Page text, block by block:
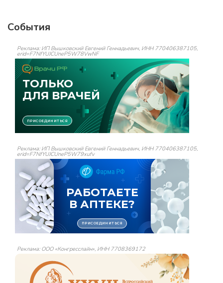
События
Реклама: ИП Вышковский Евгений Геннадьевич, ИНН 770406387105,
erid=F7NfYUJCUneP5W78VwNF
Реклама: ИП Вышковский Евгений Геннадьевич, ИНН 770406387105,
erid=F7NfYUJCUneP5W79xufv
Реклама: ООО «Конгресслайн», ИНН 7708369172